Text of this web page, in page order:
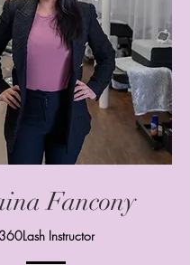
Fancony
360Lash Instructor